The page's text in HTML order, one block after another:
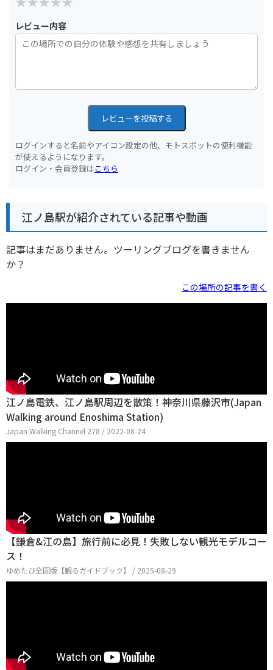
レビュー内容
レビューを投稿する
ログインすると名前やアイコン設定の他、モトスポットの便利機能
が使えるようになります。
ログイン・会員登録はこちら
江ノ島駅が紹介されている記事や動画
記事はまだありません。ツーリングブログを書きません
か？
この場所の記事を書く
江ノ島電鉄、江ノ島駅周辺を散策！神奈川県藤沢市(Japan
Walking around Enoshima Station)
Japan Walking Channel 278 / 2022-08-24
【鎌倉&江の島】旅行前に必見！失敗しない観光モデルコー
ス！
ゆめたび全国版【観るガイドブック】 / 2025-08-29